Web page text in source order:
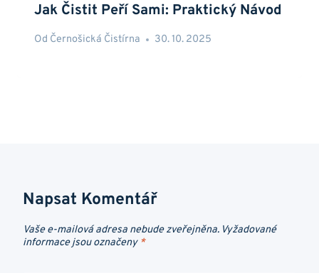
Jak Čistit Peří Sami: Praktický Návod
Od Černošická Čistírna 30. 10. 2025
Napsat Komentář
Vaše e-mailová adresa nebude zveřejněna. Vyžadované
informace jsou označeny *